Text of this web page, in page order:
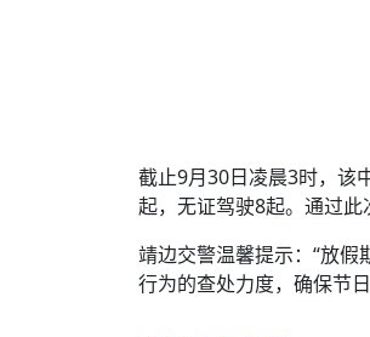
截止9月30日凌晨3时，该
起，无证驾驶8起。通过此
靖边交警温馨提示：“放
行为的查处力度，确保节